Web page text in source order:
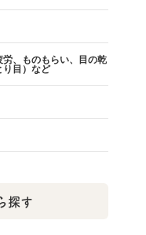
労、ものもらい、目の乾
り目）など
探す